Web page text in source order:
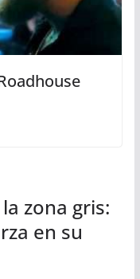
la zona gris:
en su